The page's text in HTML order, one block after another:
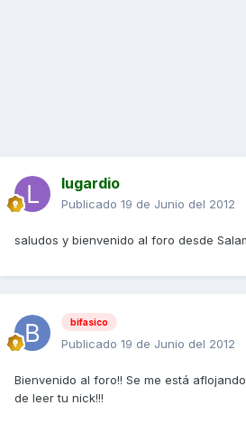
lugardio
Publicado 19 de Junio del 2012
saludos y bienvenido al foro desde
bifasico
Publicado 19 de Junio del 2012
Bienvenido al foro!! Se me está
de leer tu nick!!!